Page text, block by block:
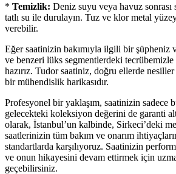
* Temizlik: Deniz suyu veya havuz sonrası
tatlı su ile durulayın. Tuz ve klor metal
verebilir.
Eğer saatinizin bakımıyla ilgili bir şüpheniz
ve benzeri lüks segmentlerdeki tecrübemizle
hazırız. Tudor saatiniz, doğru ellerde
bir mühendislik harikasıdır.
Profesyonel bir yaklaşım, saatinizin sadece
gelecekteki koleksiyon değerini de garanti
olarak, İstanbul’un kalbinde, Sirkeci’deki
saatlerinizin tüm bakım ve onarım
standartlarda karşılıyoruz. Saatinizin
ve onun hikayesini devam ettirmek için
geçebilirsiniz.